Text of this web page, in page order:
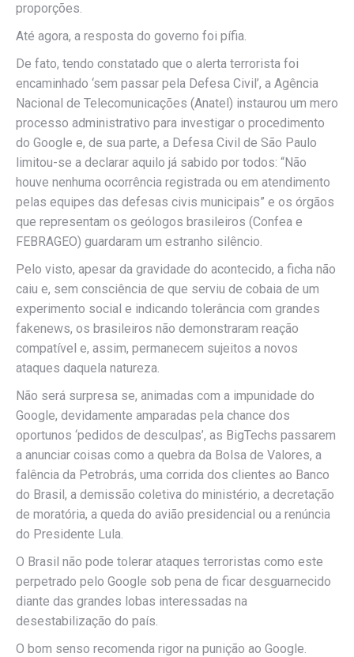
proporções.
Até agora, a resposta do governo foi pífia.
De fato, tendo constatado que o alerta terrorista foi
encaminhado ‘sem passar pela Defesa Civil’, a Agência
Nacional de Telecomunicações (Anatel) instaurou um mero
processo administrativo para investigar o procedimento
do Google e, de sua parte, a Defesa Civil de São Paulo
limitou-se a declarar aquilo já sabido por todos: “Não
houve nenhuma ocorrência registrada ou em atendimento
pelas equipes das defesas civis municipais” e os órgãos
que representam os geólogos brasileiros (Confea e
FEBRAGEO) guardaram um estranho silêncio.
Pelo visto, apesar da gravidade do acontecido, a ficha não
caiu e, sem consciência de que serviu de cobaia de um
experimento social e indicando tolerância com grandes
fakenews, os brasileiros não demonstraram reação
compatível e, assim, permanecem sujeitos a novos
ataques daquela natureza.
Não será surpresa se, animadas com a impunidade do
Google, devidamente amparadas pela chance dos
oportunos ‘pedidos de desculpas’, as BigTechs passarem
a anunciar coisas como a quebra da Bolsa de Valores, a
falência da Petrobrás, uma corrida dos clientes ao Banco
do Brasil, a demissão coletiva do ministério, a decretação
de moratória, a queda do avião presidencial ou a renúncia
do Presidente Lula.
O Brasil não pode tolerar ataques terroristas como este
perpetrado pelo Google sob pena de ficar desguarnecido
diante das grandes lobas interessadas na
desestabilização do país.
O bom senso recomenda rigor na punição ao Google.